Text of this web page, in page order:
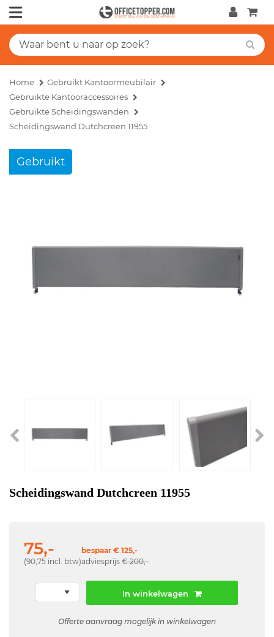
Home
Gebruikt Kantoormeubilair
Gebruikte Kantooraccessoires
Gebruikte Scheidingswanden
Scheidingswand Dutchcreen 11955
Gebruikt
Scheidingswand Dutchcreen 11955
75,-
(90,75 incl. btw)
bespaar € 125,-
adviesprijs € 200,-
In winkelwagen
Offerte aanvraag mogelijk in winkelwagen